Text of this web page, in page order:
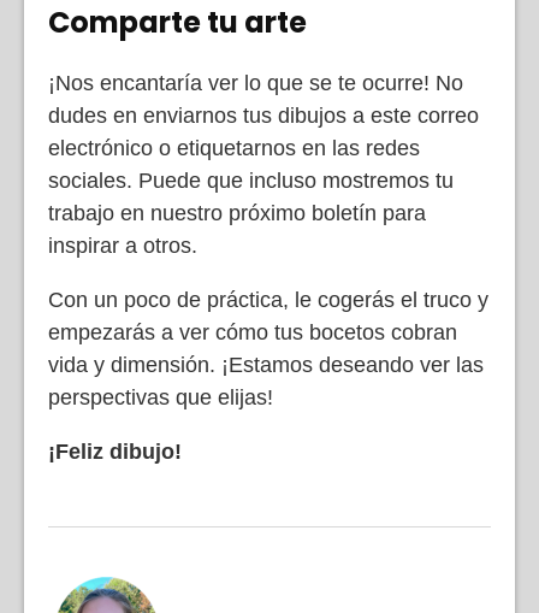
Comparte tu arte
¡Nos encantaría ver lo que se te ocurre! No
dudes en enviarnos tus dibujos a este correo
electrónico o etiquetarnos en las redes
sociales. Puede que incluso mostremos tu
trabajo en nuestro próximo boletín para
inspirar a otros.
Con un poco de práctica, le cogerás el truco y
empezarás a ver cómo tus bocetos cobran
vida y dimensión. ¡Estamos deseando ver las
perspectivas que elijas!
¡Feliz dibujo!